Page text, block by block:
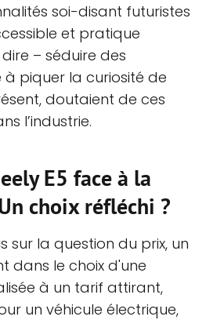
soi-disant futuristes
et pratique
– séduire des
piquer la curiosité de
doutaient de ces
l’industrie.
E5 face à la
choix réfléchi ?
sur la question du prix, un
dans le choix d'une
à un tarif attirant,
un véhicule électrique,